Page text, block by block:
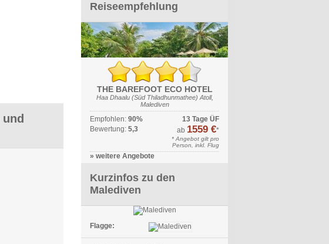
Reiseempfehlung
THE BAREFOOT ECO HOTEL
Haa Dhaalu (Süd Thiladhunmathee) Atoll,
Malediven
Empfohlen: 90%
Bewertung: 5,3
13 Tage ÜF
ab 1559 €*
* Angebot gilt pro
Person, inkl. Flug
» weitere Angebote
Kurzinfos zu den
Malediven
Flagge: